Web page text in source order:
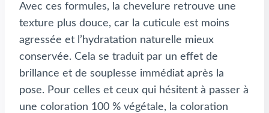
Avec ces formules, la chevelure retrouve une
texture plus douce, car la cuticule est moins
agressée et l’hydratation naturelle mieux
conservée. Cela se traduit par un effet de
brillance et de souplesse immédiat après la
pose. Pour celles et ceux qui hésitent à passer à
une coloration 100 % végétale, la coloration